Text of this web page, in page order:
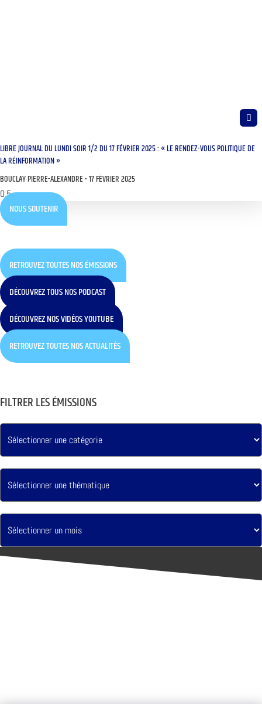
LIBRE JOURNAL DU LUNDI SOIR 1/2 DU 17 FÉVRIER 2025 : « LE RENDEZ-VOUS POLITIQUE DE
LA RÉINFORMATION »
BOUCLAY PIERRE-ALEXANDRE 17 FÉVRIER 2025
NOUS SOUTENIR
RETROUVEZ TOUTES NOS ÉMISSIONS
DÉCOUVREZ TOUS NOS PODCAST
DÉCOUVREZ NOS VIDÉOS YOUTUBE
RETROUVEZ TOUTES NOS ACTUALITÉS
FILTRER LES ÉMISSIONS